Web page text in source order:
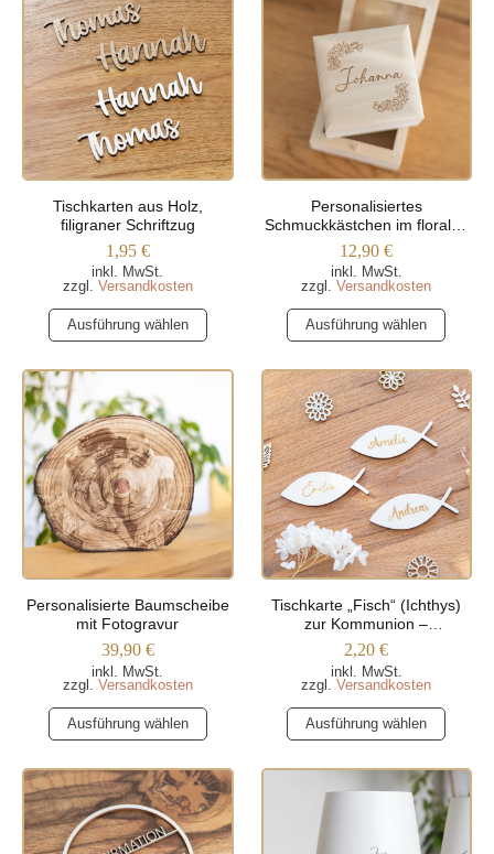
Tischkarten aus Holz,
filigraner Schriftzug
1,95 €
inkl. MwSt.
zzgl. Versandkosten
Ausführung wählen
Dieses
Produkt
weist
mehrere
Varianten
auf.
Die
Optionen
können
auf
der
Produktseite
gewählt
werden
Personalisiertes
Schmuckkästchen im floralen
Design
12,90€
inkl. MwSt.
zzgl.Versandkosten
Ausführung wählen
Dieses
Produkt
weist
mehrere
Varianten
auf.
Die
Optionen
können
auf
der
Produktseite
gewählt
werden
Personalisierte Baumscheibe
mit Fotogravur
39,90 €
inkl. MwSt.
zzgl. Versandkosten
Ausführung wählen
Dieses
Produkt
weist
mehrere
Varianten
auf.
Tischkarte „Fisch“ (Ichthys)
zur Kommunion –
Lasergravur
2,20€
inkl. MwSt.
zzgl.Versandkosten
Ausführung wählen
Dieses
Produkt
weist
mehrere
Varianten